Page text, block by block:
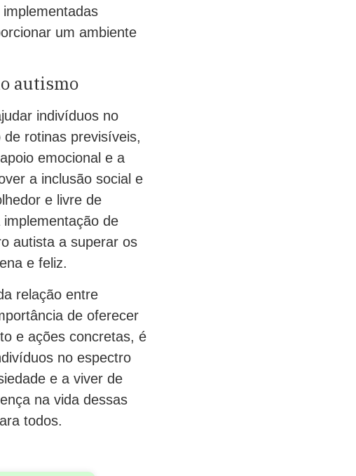
um ambiente
autismo
indivíduos no
rotinas previsíveis,
emocional e a
a inclusão social e
e livre de
de
autista a superar os
e feliz.
relação entre
de oferecer
e ações concretas, é
no espectro
e a viver de
na vida dessas
todos.